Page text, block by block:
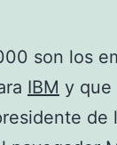
son los
IBM y que
de